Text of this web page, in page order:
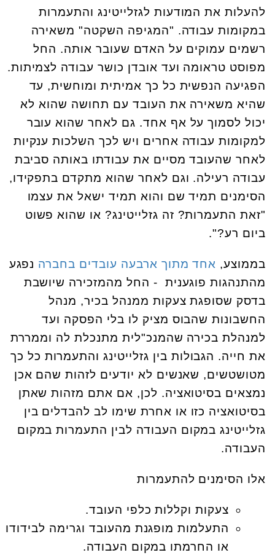
להעלות את המודעות לגזלייטינג והתעמרות
במקומות עבודה. "המגיפה השקטה" משאירה
רשמים עמוקים על האדם שעובר אותה. החל
מפוסט טראומה ועד אובדן כושר עבודה לצמיתות.
הפגיעה הנפשית כל כך אמיתית ומוחשית, עד
שהיא משאירה את העובד עם תחושה שהוא לא
יכול לסמוך על אף אחד. גם לאחר שהוא עובר
למקומות עבודה אחרים ויש לכך השלכות ענקיות
לאחר שהעובד מסיים את עבודתו באותה סביבת
עבודה רעילה. וגם לאחר שהוא מתקדם בתפקידו,
הסימנים תמיד שם והוא תמיד ישאל את עצמו
"זאת התעמרות? זה גזלייטינג? או שהוא פשוט
ביום רע?".
בממוצע, אחד מתוך ארבעה עובדים בחברה נפגע
מהתנהגות פוגענית - החל מהמזכירה שיושבת
בדסק שסופגת צעקות ממנהל בכיר, מנהל
החשבונות שהבוס מציק לו בלי הפסקה ועד
למנהלת בכירה שהמנכ"לית מתנכלת לה וממררת
את חייה. הגבולות בין גזלייטינג והתעמרות כל כך
מטושטשים, שאנשים לא יודעים לזהות שהם אכן
נמצאים בסיטואציה. לכן, אם אתם מזהות שאתן
בסיטואציה כזו או אחרת שימו לב להבדלים בין
גזלייטינג במקום העבודה לבין התעמרות במקום
העבודה.
אלו הסימנים להתעמרות
צעקות וקללות כלפי העובד.
התעלמות מופגנת מהעובד וגרימה לבידודו
או החרמתו במקום העבודה.